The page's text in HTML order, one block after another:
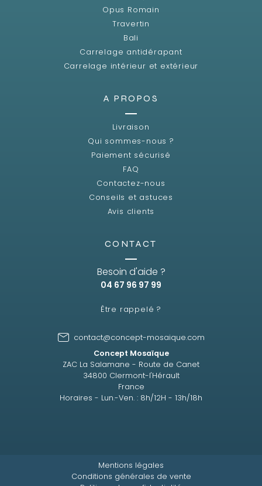
Opus Romain
Travertin
Bali
Carrelage antidérapant
Carrelage intérieur et extérieur
A PROPOS
Livraison
Qui sommes-nous ?
Paiement sécurisé
FAQ
Contactez-nous
Conseils et astuces
Avis clients
CONTACT
Besoin d'aide ?
04 67 96 97 99
Être rappelé ?
contact@concept-mosaique.com
Concept Mosaïque
ZAC La Salamane - Route de Canet
34800 Clermont-l'Hérault
France
Horaires - Lun.-Ven. : 8h/12H - 13h/18h
Mentions légales
Conditions générales de vente